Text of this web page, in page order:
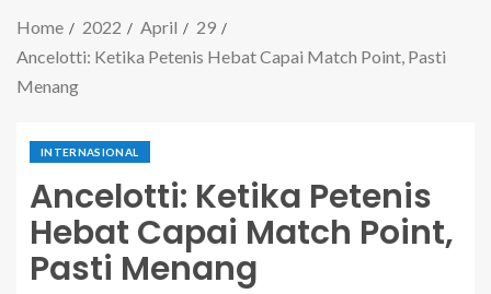
Home 2022 April
29
Ancelotti: Ketika Petenis Hebat Capai Match Point, Pasti
Menang
INTERNASIONAL
Ancelotti: Ketika Petenis
Hebat Capai Match Point,
Pasti Menang